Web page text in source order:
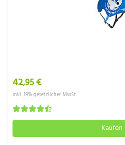
42,95 €
inkl. 19% gesetzlicher MwSt.
Kaufen